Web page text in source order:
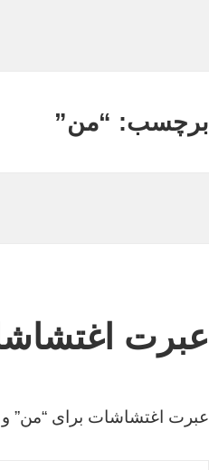
برچسب: “من”
عبرت
عبرت اغتشاشات برای “من” و